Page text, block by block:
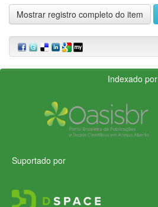
Mostrar registro completo do item
Indexado por
Suportado por